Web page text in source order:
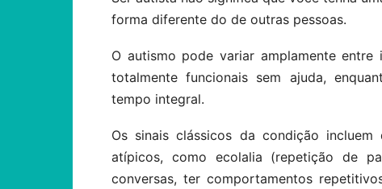
forma diferente do de outras pessoas.
O autismo pode variar amplamente
totalmente funcionais sem ajuda,
tempo integral.
Os sinais clássicos da condição
atípicos, como ecolalia (repetição de
conversas, ter comportamentos